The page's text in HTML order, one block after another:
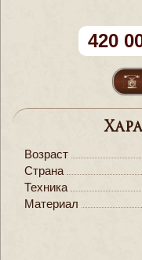
420
Возраст
Страна
Техника
Материал